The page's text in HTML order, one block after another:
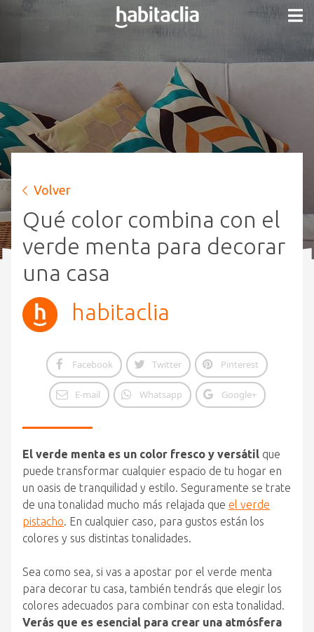
Volver
Qué color combina con el
verde menta para decorar
una casa
habitaclia
Facebook Twitter Pinterest
E-mail Whatsapp Google+
El verde menta es un color fresco y versátil que
puede transformar cualquier espacio de tu hogar en
un oasis de tranquilidad y estilo. Seguramente se trate
de una tonalidad mucho más relajada que el verde
pistacho. En cualquier caso, para gustos están los
colores y sus distintas tonalidades.
Sea como sea, si vas a apostar por el verde menta
para decorar tu casa, también tendrás que elegir los
colores adecuados para combinar con esta tonalidad.
Verás que es esencial para crear una atmósfera